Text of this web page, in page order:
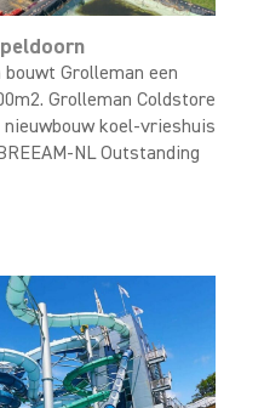
Grolleman een
Grolleman Coldstore
koel-vrieshuis
NL Outstanding